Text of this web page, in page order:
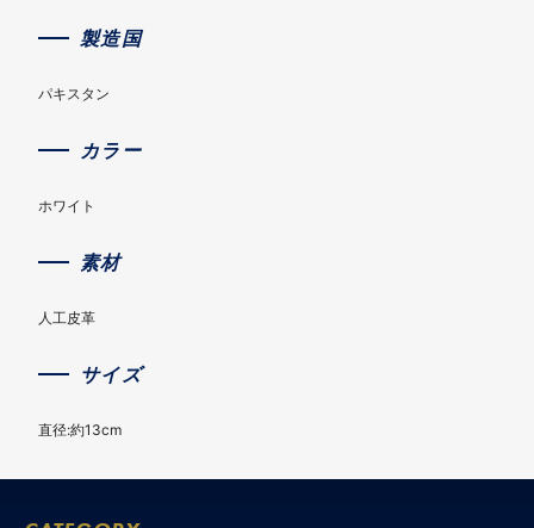
製造国
パキスタン
カラー
ホワイト
素材
人工皮革
サイズ
直径:約13cm